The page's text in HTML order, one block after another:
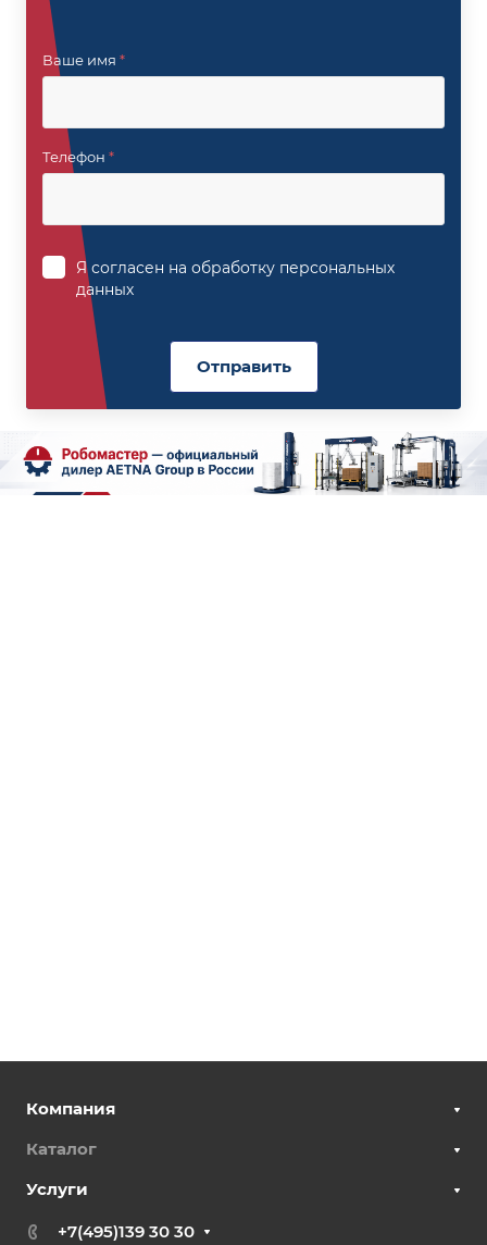
Ваше имя *
Телефон *
Я согласен на обработку персональных
данных
Отправить
Компания
Каталог
Услуги
+7(495)139 30 30